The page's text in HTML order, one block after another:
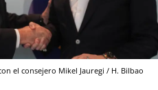
el consejero Mikel Jauregi / H. Bilbao